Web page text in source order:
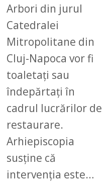
Arbori din jurul
Catedralei
Mitropolitane din
Cluj-Napoca vor fi
toaletați sau
îndepărtați în
cadrul lucrărilor de
restaurare.
Arhiepiscopia
susține că
intervenția este…